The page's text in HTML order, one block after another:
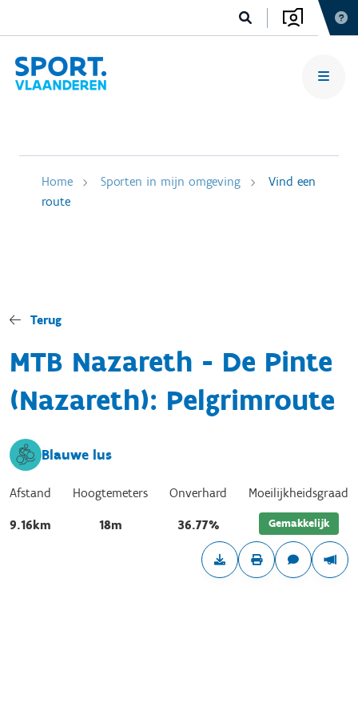
Home Sporten in mijn omgeving
Vind een
route
Terug
MTB Nazareth - De Pinte
(Nazareth): Pelgrimroute
Blauwe lus
Afstand
9.16km
Hoogtemeters
18m
Onverhard
36.77%
Moeilijkheidsgraad
Gemakkelijk